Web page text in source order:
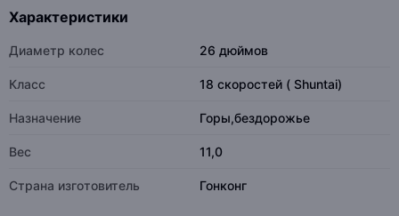
Характеристики
Диаметр колес 26 дюймов
Класс 18 скоростей ( Shuntai)
Назначение Горы,бездорожье
Вес 11,0
Страна изготовитель Гонконг